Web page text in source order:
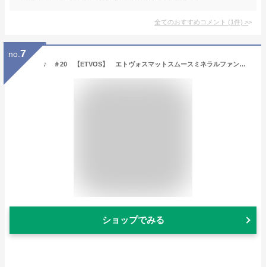
全てのおすすめコメント (1件) >
no. 7
♪ ＃20 【ETVOS】 エトヴォスマットスムースミネラルファンデーション ＃20 4g＜パウダーファンデーション＞＜SPF30/PA++＞
ショップでみる